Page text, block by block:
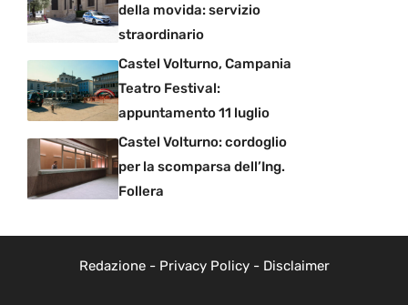
della movida: servizio
straordinario
Castel Volturno, Campania
Teatro Festival:
appuntamento 11 luglio
Castel Volturno: cordoglio
per la scomparsa dell’Ing.
Follera
Redazione- Privacy Policy- Disclaimer